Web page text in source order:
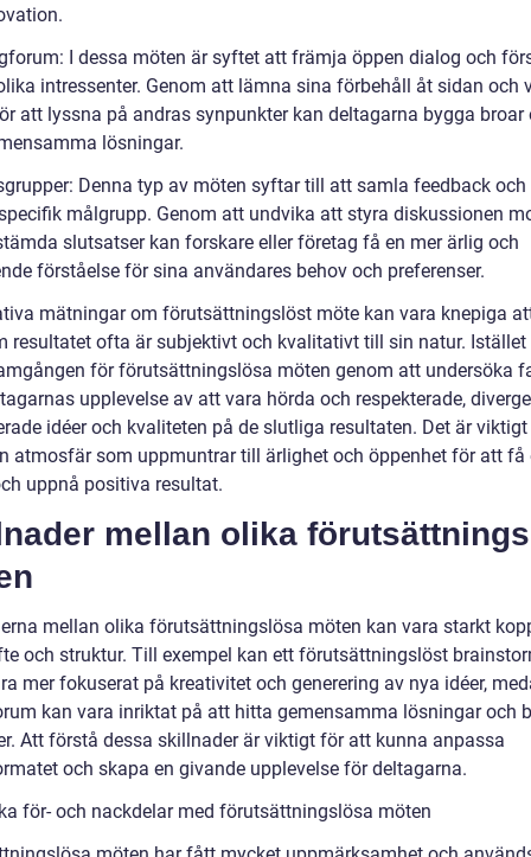
I dessa möten är syftet att främja öppen dialog och
intressenter. Genom att lämna sina förbehåll åt sidan och
att lyssna på andras synpunkter kan deltagarna bygga broar
lösningar.
Denna typ av möten syftar till att samla feedback
målgrupp. Genom att undvika att styra diskussionen
slutsatser kan forskare eller företag få en mer ärlig och
förståelse för sina användares behov och preferenser.
mätningar om förutsättningslöst möte kan vara knepiga
resultatet ofta är subjektivt och kvalitativt till sin natur. Istället
för förutsättningslösa möten genom att undersöka
upplevelse av att vara hörda och respekterade,
idéer och kvaliteten på de slutliga resultaten. Det är
atmosfär som uppmuntrar till ärlighet och öppenhet för att få
uppnå positiva resultat.
mellan olika
mellan olika förutsättningslösa möten kan vara starkt
och struktur. Till exempel kan ett förutsättningslöst
mer fokuserat på kreativitet och generering av nya idéer,
kan vara inriktat på att hitta gemensamma lösningar och
Att förstå dessa skillnader är viktigt för att kunna anpassa
och skapa en givande upplevelse för deltagarna.
för- och nackdelar med förutsättningslösa möten